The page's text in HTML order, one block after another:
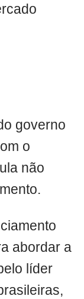
governo
o
não
abordar a
líder